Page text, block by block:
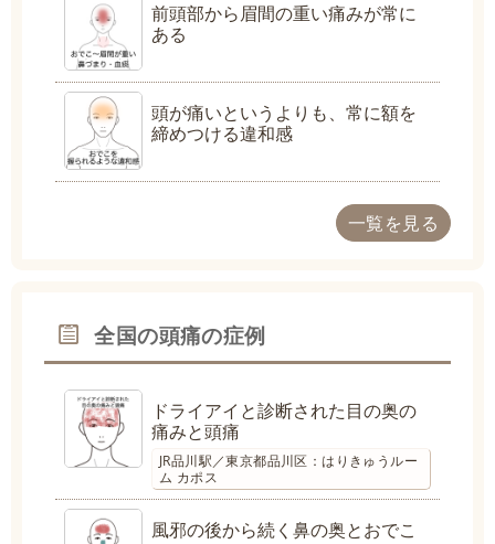
前頭部から眉間の重い痛みが常に
ある
頭が痛いというよりも、常に額を
締めつける違和感
一覧を見る
全国の頭痛の症例
ドライアイと診断された目の奥の
痛みと頭痛
JR品川駅／東京都品川区：はりきゅうルー
ム カポス
風邪の後から続く鼻の奥とおでこ